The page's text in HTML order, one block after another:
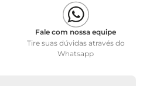
Fale com nossa equipe
Tire suas dúvidas através do
Whatsapp